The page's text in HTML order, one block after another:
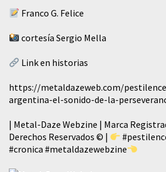
Franco G. Felice
cortesía Sergio Mella
Link en historias
https://metaldazeweb.com/
argentina-el-sonido-de-la-
| Metal-Daze Webzine | Marca
Derechos Reservados © |
#cronica #metaldazewebzine